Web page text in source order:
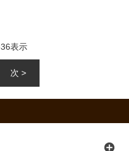
36表示
次 >